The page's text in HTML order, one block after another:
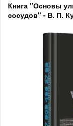
Книга "Основы
сосудов" - В. П.